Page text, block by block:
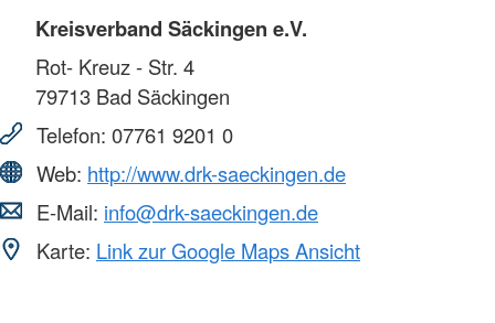
Kreisverband Säckingen e.V.
Rot- Kreuz - Str. 4
79713 Bad Säckingen
Telefon: 07761 9201 0
Web: http://www.drk-saeckingen.de
E-Mail: info@drk-saeckingen.de
Karte: Link zur Google Maps Ansicht